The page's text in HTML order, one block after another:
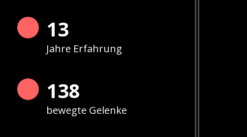
13
Jahre Erfahrung
141
bewegte Gelenke